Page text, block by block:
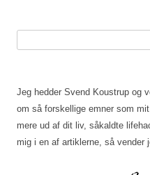
Jeg hedder Svend Koustrup og
om så forskellige emner som
mere ud af dit liv, såkaldte
mig i en af artiklerne, så vender